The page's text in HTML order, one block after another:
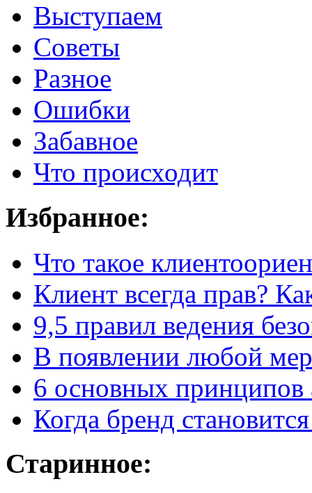
Выступаем
Советы
Разное
Ошибки
Забавное
Что происходит
Избранное:
Что такое
Клиент всегда прав?
9,5 правил ведения
В появлении любой
6 основных принципов
Когда бренд
Старинное: